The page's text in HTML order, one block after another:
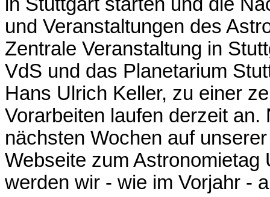
und Veranstaltungen des
Zentrale Veranstaltung in
VdS und das Planetarium
Hans Ulrich Keller, zu einer
Vorarbeiten laufen derzeit
nächsten Wochen auf
Webseite zum
werden wir - wie im Vorjahr -